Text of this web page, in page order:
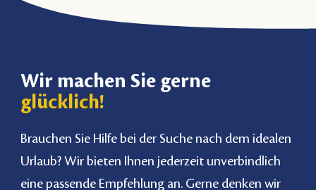
Wir machen Sie gerne
glücklich!
Brauchen Sie Hilfe bei der Suche nach dem idealen
Urlaub? Wir bieten Ihnen jederzeit unverbindlich
eine passende Empfehlung an. Gerne denken wir